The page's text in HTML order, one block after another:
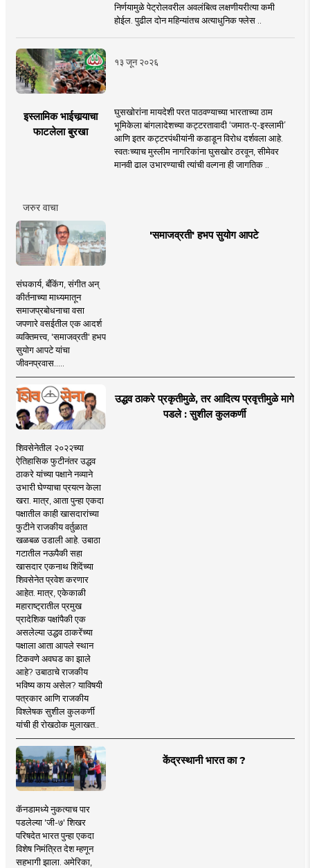
निर्णयामुळे पेट्रोलवरील अवलंबित्व लक्षणीयरीत्या कमी
होईल. पुढील दोन महिन्यांतच अत्याधुनिक फ्लेस ..
१३ जून २०२६
इस्लामिक भाईचार्‍याचा
फाटलेला बुरखा
घुसखोरांना मायदेशी परत पाठवण्याच्या भारताच्या ठाम
भूमिकेला बांगलादेशच्या कट्टरतावादी ‘जमात-ए-इस्लामी’
आणि इतर कट्टरपंथीयांनी कडाडून विरोध दर्शवला आहे.
स्वतःच्याच मुस्लीम नागरिकांना घुसखोर ठरवून, सीमेवर
मानवी ढाल उभारण्याची त्यांची वल्गना ही जागतिक ..
जरुर वाचा
'समाजव्रती' हभप सुयोग आपटे
संघकार्य, बँकिंग, संगीत अन्
कीर्तनाच्या माध्यमातून
समाजप्रबोधनाचा वसा
जपणारे वसईतील एक आदर्श
व्यक्तिमत्त्व, 'समाजव्रती' हभप
सुयोग आपटे यांचा
जीवनप्रवास.....
उद्धव ठाकरे प्रकृतीमुळे, तर आदित्य प्रवृत्तीमुळे मागे
पडले : सुशील कुलकर्णी
शिवसेनेतील २०२२च्या
ऐतिहासिक फुटीनंतर उद्धव
ठाकरे यांच्या पक्षाने नव्याने
उभारी घेण्याचा प्रयत्न केला
खरा. मात्र, आता पुन्हा एकदा
पक्षातील काही खासदारांच्या
फुटीने राजकीय वर्तुळात
खळबळ उडाली आहे. उबाठा
गटातील नऊपैकी सहा
खासदार एकनाथ शिंदेंच्या
शिवसेनेत प्रवेश करणार
आहेत. मात्र, एकेकाळी
महाराष्ट्रातील प्रमुख
प्रादेशिक पक्षांपैकी एक
असलेल्या उद्धव ठाकरेंच्या
पक्षाला आता आपले स्थान
टिकवणे अवघड का झाले
आहे? उबाठाचे राजकीय
भविष्य काय असेल? याविषयी
पत्रकार आणि राजकीय
विश्लेषक सुशील कुलकर्णी
यांची ही रोखठोक मुलाखत..
केंद्रस्थानी भारत का ?
कॅनडामध्ये नुकत्याच पार
पडलेल्या 'जी-७' शिखर
परिषदेत भारत पुन्हा एकदा
विशेष निमंत्रित देश म्हणून
सहभागी झाला. अमेरिका,